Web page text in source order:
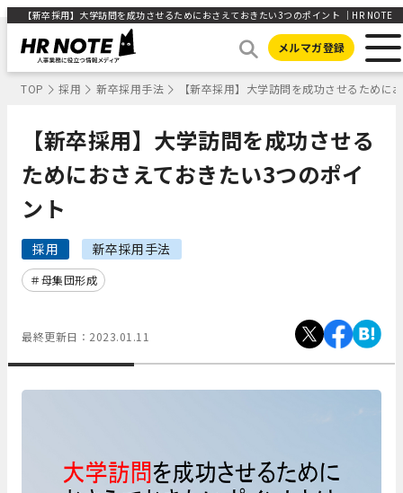
【新卒採用】大学訪問を成功させるためにおさえておきたい3つのポイント ｜HR NOTE
メルマガ登録
TOP 採用 新卒採用手法 【新卒採用】大学訪問を成功させるために
【新卒採用】大学訪問を成功させる
ためにおさえておきたい3つのポイ
ント
採用 新卒採用手法
母集団形成
最終更新日： 2023.01.11